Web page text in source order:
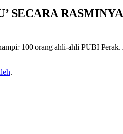
SECARA
100 orang ahli-ahli PUBI
.